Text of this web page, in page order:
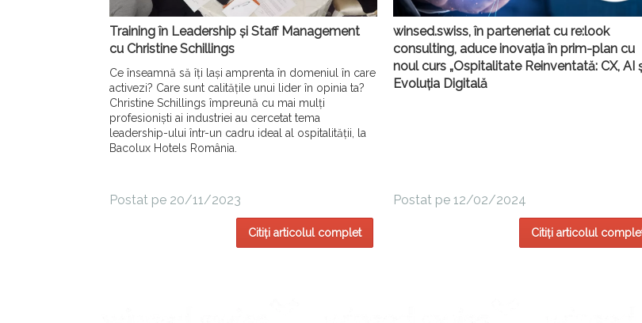
Training în Leadership și Staff Management
cu Christine Schillings
Ce înseamnă să îți lași amprenta în domeniul în care
activezi? Care sunt calitățile unui lider în opinia ta?
Christine Schillings împreună cu mai mulți
profesioniști ai industriei au cercetat tema
leadership-ului într-un cadru ideal al ospitalității, la
Bacolux Hotels România.
Postat pe 20/11/2023
Citiți articolul complet
winsed.swiss, în parteneriat cu re:look
consulting, aduce inovația în prim-plan cu
noul curs „Ospitalitate Reinventată: CX, AI
Evoluția Digitală
Postat pe 12/02/2024
Citiți articolul